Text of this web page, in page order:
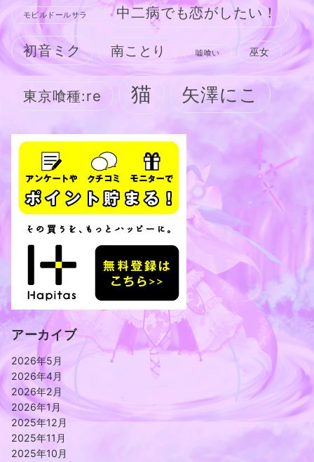
モビルドールサラ 中二病でも恋がしたい！
初音ミク 南ことり 嘘喰い 巫女
東京喰種:re 猫 矢澤にこ
アーカイブ
2026年5月
2026年4月
2026年2月
2026年1月
2025年12月
2025年11月
2025年10月